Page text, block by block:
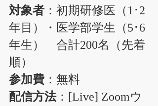
対象者 ：初期研修医（1･2
年目）・医学部学生（5･6
年生）　合計200名（先着
順）
参加費 ：無料
配信方法：[Live] Zoomウ